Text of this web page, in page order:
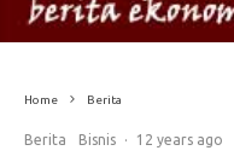
Home Berita
Berita Bisnis · 12 years ago